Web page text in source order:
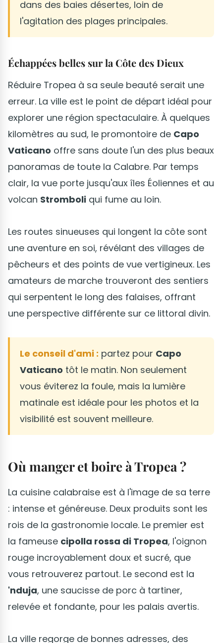
dans des baies désertes, loin de
l'agitation des plages principales.
Échappées belles sur la Côte des Dieux
Réduire Tropea à sa seule beauté serait une
erreur. La ville est le point de départ idéal pour
explorer une région spectaculaire. À quelques
kilomètres au sud, le promontoire de Capo
Vaticano offre sans doute l'un des plus beaux
panoramas de toute la Calabre. Par temps
clair, la vue porte jusqu'aux îles Éoliennes et au
volcan Stromboli qui fume au loin.
Les routes sinueuses qui longent la côte sont
une aventure en soi, révélant des villages de
pêcheurs et des points de vue vertigineux. Les
amateurs de marche trouveront des sentiers
qui serpentent le long des falaises, offrant
une perspective différente sur ce littoral divin.
Le conseil d'ami : partez pour Capo
Vaticano tôt le matin. Non seulement
vous éviterez la foule, mais la lumière
matinale est idéale pour les photos et la
visibilité est souvent meilleure.
Où manger et boire à Tropea ?
La cuisine calabraise est à l'image de sa terre
: intense et généreuse. Deux produits sont les
rois de la gastronomie locale. Le premier est
la fameuse cipolla rossa di Tropea, l'oignon
rouge incroyablement doux et sucré, que
vous retrouverez partout. Le second est la
'nduja, une saucisse de porc à tartiner,
relevée et fondante, pour les palais avertis.
La ville regorge de bonnes adresses, des